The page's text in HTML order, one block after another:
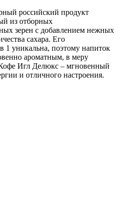
российский продукт
из отборных
зерен с добавлением нежных
сахара. Его
1 уникальна, поэтому напиток
ароматным, в меру
Игл Делюкс – мгновенный
и отличного настроения.